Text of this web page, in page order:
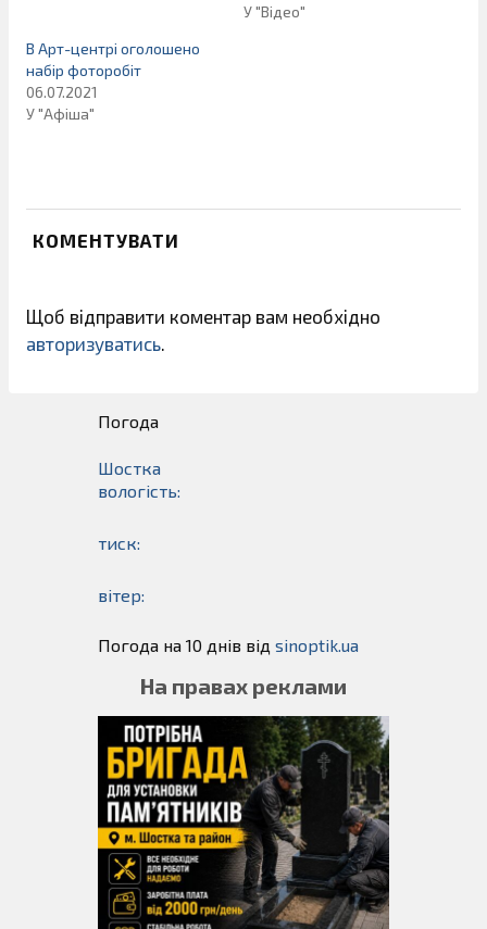
У "Відео"
В Арт-центрі оголошено
набір фоторобіт
06.07.2021
У "Афіша"
КОМЕНТУВАТИ
Щоб відправити коментар вам необхідно
авторизуватись.
Погода
Шостка
вологість:
тиск:
вітер:
Погода на 10 днів від sinoptik.ua
На правах реклами